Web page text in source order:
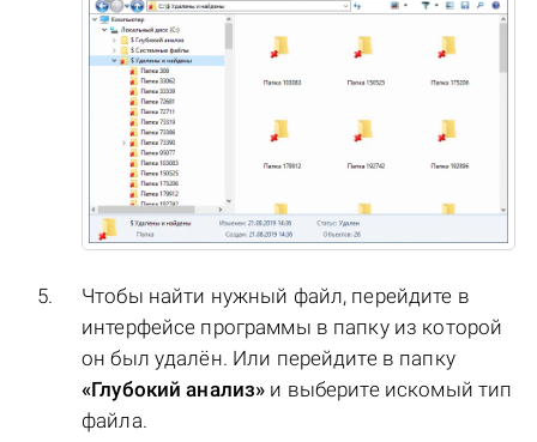
Чтобы найти нужный файл, перейдите в
интерфейсе программы в папку из которой
он был удалён. Или перейдите в папку
«Глубокий анализ» и выберите искомый тип
файла.